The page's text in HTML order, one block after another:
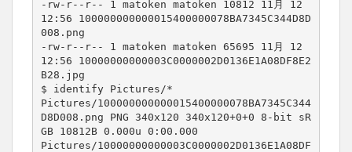
-rw-r--r-- 1 matoken matoken 10812 11月 12
12:56 100000000000015400000078BA7345C344D8D
008.png
-rw-r--r-- 1 matoken matoken 65695 11月 12
12:56 10000000000003C0000002D0136E1A08DF8E2
B28.jpg
$ identify Pictures/*
Pictures/100000000000015400000078BA7345C344
D8D008.png PNG 340x120 340x120+0+0 8-bit sR
GB 10812B 0.000u 0:00.000
Pictures/10000000000003C0000002D0136E1A08DF